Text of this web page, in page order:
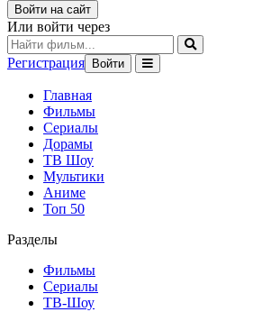
Войти на сайт
Или войти через
Регистрация Войти
Главная
Фильмы
Сериалы
Дорамы
ТВ Шоу
Мультики
Аниме
Топ 50
Разделы
Фильмы
Сериалы
ТВ-Шоу